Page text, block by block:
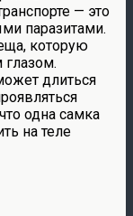
— это
паразитами.
которую
длиться
одна самка
на теле